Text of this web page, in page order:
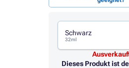
Schwarz
32ml
Dieses Produkt ist